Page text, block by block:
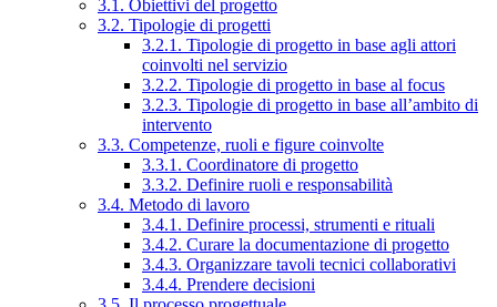
3.1. Obiettivi del progetto
3.2. Tipologie di progetti
3.2.1. Tipologie di progetto in base agli attori
coinvolti nel servizio
3.2.2. Tipologie di progetto in base al focus
3.2.3. Tipologie di progetto in base all’ambito di
intervento
3.3. Competenze, ruoli e figure coinvolte
3.3.1. Coordinatore di progetto
3.3.2. Definire ruoli e responsabilità
3.4. Metodo di lavoro
3.4.1. Definire processi, strumenti e rituali
3.4.2. Curare la documentazione di progetto
3.4.3. Organizzare tavoli tecnici collaborativi
3.4.4. Prendere decisioni